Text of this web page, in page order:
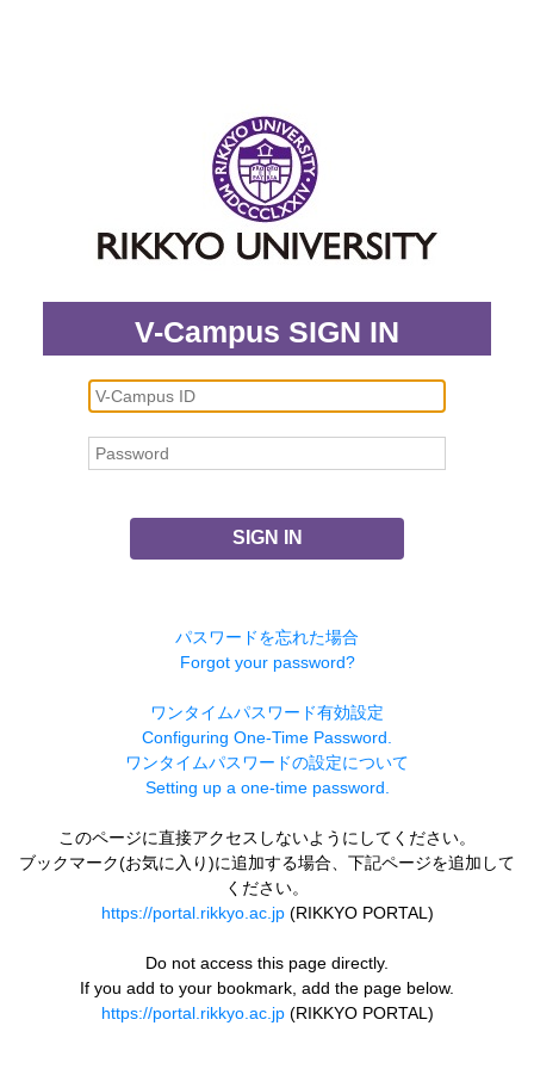
V-Campus SIGN IN
SIGN IN
パスワードを忘れた場合
Forgot your password?
ワンタイムパスワード有効設定
Configuring One-Time Password.
ワンタイムパスワードの設定について
Setting up a one-time password.
このページに直接アクセスしないようにしてください。
ブックマーク(お気に入り)に追加する場合、下記ページを追加して
ください。
https://portal.rikkyo.ac.jp(RIKKYO PORTAL)
Do not access this page directly.
If you add to your bookmark, add the page below.
https://portal.rikkyo.ac.jp(RIKKYO PORTAL)